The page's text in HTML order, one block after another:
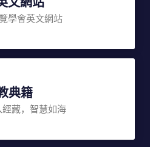
學會英文網站
典籍
經藏，智慧如海